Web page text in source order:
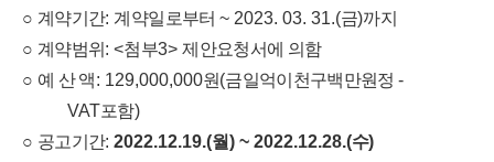
○ 계약기간: 계약일로부터 ~ 2023. 03. 31.(금)까지
○ 계약범위 : <첨부3>제안요청서에 의함
○ 예 산 액: 129,000,000원(금일억이천구백만원정-
VAT포함)
○ 공고기간:2022.12.19.(월) ~ 2022.12.28.(수)